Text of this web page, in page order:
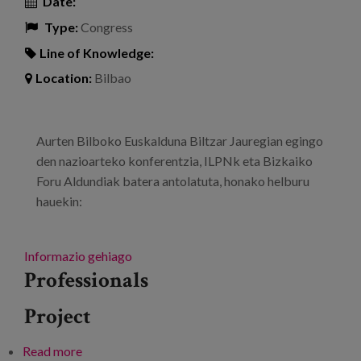
Type:Congress
Line of Knowledge:
Location: Bilbao
Aurten Bilboko Euskalduna Biltzar Jauregian egingo
den nazioarteko konferentzia, ILPNk eta Bizkaiko
Foru Aldundiak batera antolatuta, honako helburu
hauekin:
Informazio gehiago
Professionals
Project
Read moreabout Iraupen luzeko zaintza-politikei buruzko 7.